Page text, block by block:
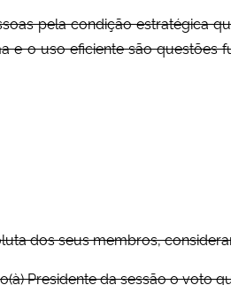
pela condição estratégica
o uso eficiente são questões
dos seus membros,
Presidente da sessão o voto